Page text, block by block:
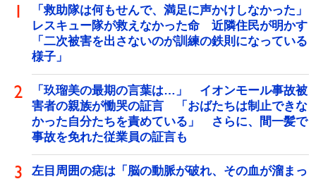
「救助隊は何もせんで、満足に声かけしなかった」
レスキュー隊が救えなかった命 近隣住民が明かす
「二次被害を出さないのが訓練の鉄則になっている
様子」
「玖瑠美の最期の言葉は…」 イオンモール事故被
害者の親族が慟哭の証言 「おばたちは制止できな
かった自分たちを責めている」 さらに、間一髪で
事故を免れた従業員の証言も
左目周囲の痣は「脳の動脈が破れ、その血が溜まっ